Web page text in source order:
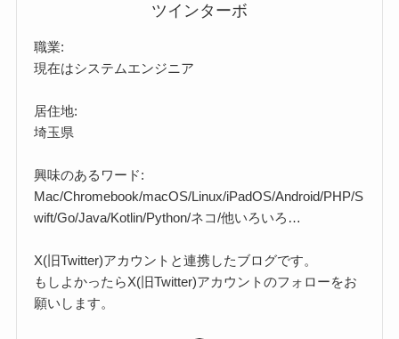
ツインターボ
職業:
現在はシステムエンジニア
居住地:
埼玉県
興味のあるワード:
Mac/Chromebook/macOS/Linux/iPadOS/Android/PHP/S
wift/Go/Java/Kotlin/Python/ネコ/他いろいろ…
X(旧Twitter)アカウントと連携したブログです。
もしよかったらX(旧Twitter)アカウントのフォローをお
願いします。